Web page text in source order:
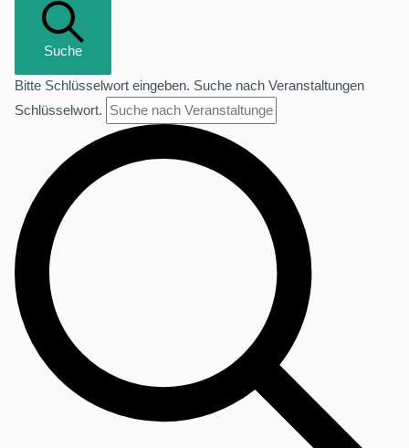
Suche
Bitte Schlüsselwort eingeben. Suche nach Veranstaltungen
Schlüsselwort.